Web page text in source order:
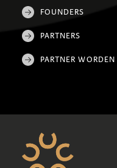
FOUNDERS
PARTNERS
PARTNER WORDEN